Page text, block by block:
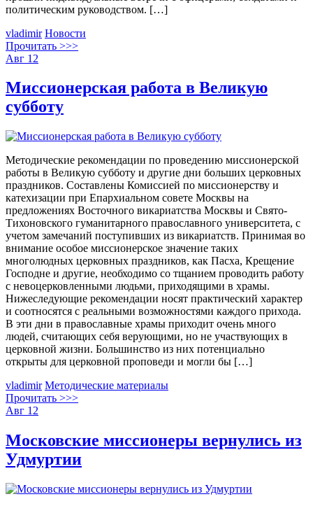
политическим руководством. […]
vladimir Новости
Прочитать >>>
Авг 12
Миссионерская работа в Великую
субботу
Методические рекомендации по проведению миссионерской
работы в Великую субботу и другие дни больших церковных
праздников. Составлены Комиссией по миссионерству и
катехизации при Епархиальном совете Москвы на
предложениях Восточного викариатства Москвы и Свято-
Тихоновского гуманитарного православного университета, с
учетом замечаний поступивших из викариатств. Принимая во
внимание особое миссионерское значение таких
многолюдных церковных праздников, как Пасха, Крещение
Господне и другие, необходимо со тщанием проводить работу
с невоцерковленными людьми, приходящими в храмы.
Нижеследующие рекомендации носят практический характер
и соотносятся с реальными возможностями каждого прихода.
В эти дни в православные храмы приходит очень много
людей, считающих себя верующими, но не участвующих в
церковной жизни. Большинство из них потенциально
открыты для церковной проповеди и могли бы […]
vladimir Методические материалы
Прочитать >>>
Авг 12
Московские миссионеры вернулись из
Удмуртии